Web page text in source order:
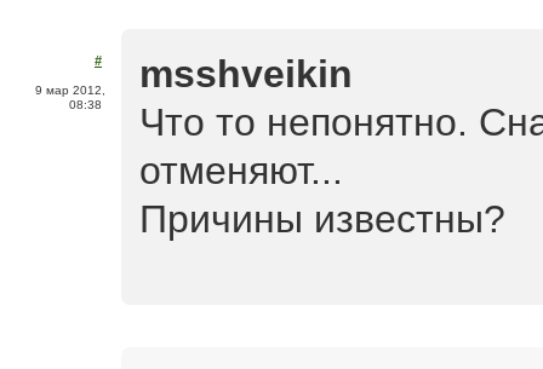
#
9 мар 2012,
08:38
msshveikin
Что то непонятно.
отменяют...
Причины известны?